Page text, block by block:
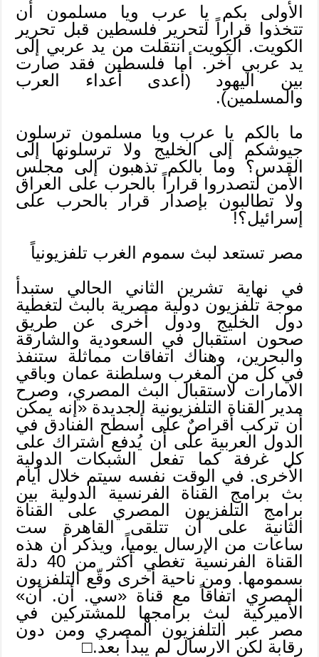
الأولى بكم يا عرب ويا مسلمون أن
تتخذوا قراراً لتحرير فلسطين قبل تحرير
الكويت. الكويت انتقلت من يد عربي إلى
يد عربي آخر. أما فلسطين فقد صارت
بين اليهود (أعدى أعداء العرب
والمسلمين).
ما بالكم يا عرب ويا مسلمون ترسلون
جيوشكم إلى الخليج ولا ترسلونها إلى
القدس؟ وما بالكم تذهبون إلى مجلس
الأمن لتصدروا قراراً بالحرب على العراق
ولا تطالبون بإصدار قرار بالحرب على
إسرائيل؟!
مصر تستعد لبث سموم الغرب تلفزيونياً
في نهاية تشرين الثاني الحالي ستبدأ
موجة تلفزيون دولية مصرية بالبث لتغطية
دول الخليج ودول أخرى عن طريق
صحون استقبال في السعودية والشارقة
والبحرين، وهناك اتفاقات مماثلة ستنفذ
في كل من المغرب وسلطنة عمان وباقي
الامارات لاستقبال البث المصري، وصرح
مدير القناة التلفزيونية الجديدة «إنه يمكن
أن تركب أقراصٌ على أسطح الفنادق في
الدول العربية على أن يُدفع اشتراك على
كل غرفة كما تفعل الشبكات الدولية
الأخرى. في الوقت نفسه سيتم خلال أيام
بث برامج القناة الفرنسية الدولية بين
برامج التلفزيون المصري على القناة
الثانية على أن تتلقى القاهرة ست
ساعات من الإرسال يومياً، ويذكر أن هذه
القناة الفرنسية تغطي أكثر من 40 دلة
بسمومها. ومن ناحية أخرى وقّع التلفزيون
المصري اتفاقاً مع قناة «سي. أن. أن»
الأميركية لبث برامجها للمشتركين في
مصر عبر التلفزيون المصري ومن دون
رقابة لكن الارسال لم يبدأ بعد.□